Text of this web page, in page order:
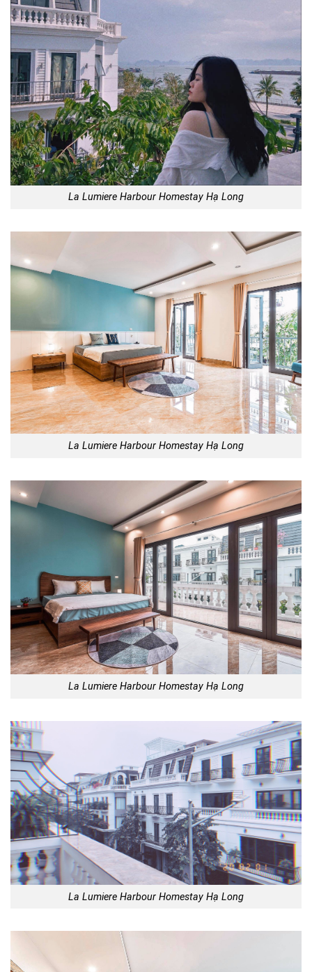
La Lumiere Harbour Homestay Hạ Long
La Lumiere Harbour Homestay Hạ Long
La Lumiere Harbour Homestay Hạ Long
La Lumiere Harbour Homestay Hạ Long